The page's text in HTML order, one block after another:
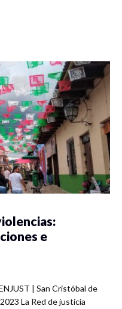
e
| San Cristóbal de
La Red de justicia